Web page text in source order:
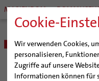
Cookie-
Wir verwenden Cookies,
personalisieren,
Zugriffe auf unsere
Informationen können für
MARIENDOM